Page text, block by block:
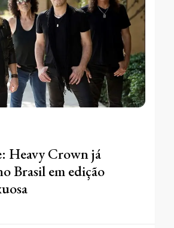
Heavy Crown já
Brasil em edição